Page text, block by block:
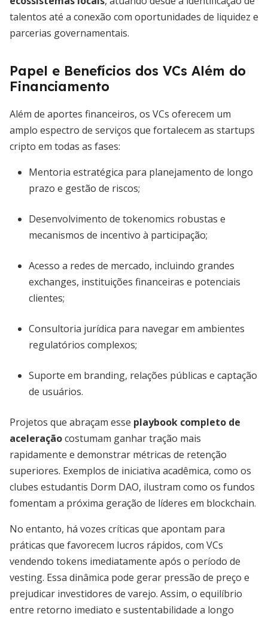
talentos até a conexão com oportunidades de liquidez e
parcerias governamentais.
Papel e Benefícios dos VCs Além do
Financiamento
Além de aportes financeiros, os VCs oferecem um
amplo espectro de serviços que fortalecem as startups
cripto em todas as fases:
Mentoria estratégica para planejamento de longo
prazo e gestão de riscos;
Desenvolvimento de tokenomics robustas e
mecanismos de incentivo à participação;
Acesso a redes de mercado, incluindo grandes
exchanges, instituições financeiras e potenciais
clientes;
Consultoria jurídica para navegar em ambientes
regulatórios complexos;
Suporte em branding, relações públicas e captação
de usuários.
Projetos que abraçam esse playbook completo de
aceleraçãocostumam ganhar tração mais
rapidamente e demonstrar métricas de retenção
superiores. Exemplos de iniciativa acadêmica, como os
clubes estudantis Dorm DAO, ilustram como os fundos
fomentam a próxima geração de líderes em blockchain.
No entanto, há vozes críticas que apontam para
práticas que favorecem lucros rápidos, com VCs
vendendo tokens imediatamente após o período de
vesting. Essa dinâmica pode gerar pressão de preço e
prejudicar investidores de varejo. Assim, o equilíbrio
entre retorno imediato e sustentabilidade a longo